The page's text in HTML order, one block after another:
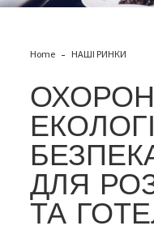
Home НАШІ РИНКИ
ДЛЯ
ТА